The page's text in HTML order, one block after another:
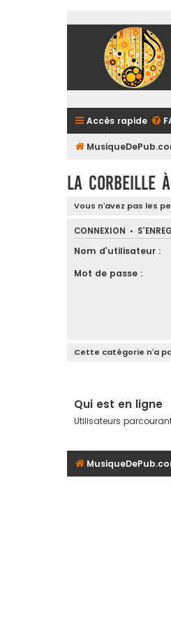
Accès rapide
La Corbeille
Vous n’avez pas les
CONNEXION •
Nom d’utilisateur :
Mot de passe :
Cette catégorie n’a
Qui est en ligne
Utilisateurs